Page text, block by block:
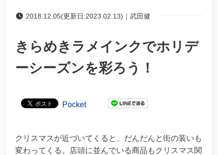
2018.12.05(更新日:2023.02.13)｜武田健
きらめきラメインクでホリデ
ーシーズンを彩ろう！
Pocket
クリスマスが近づいてくると、だんだんと街の装いも
変わってくる。店頭に並んでいる商品もクリスマス関